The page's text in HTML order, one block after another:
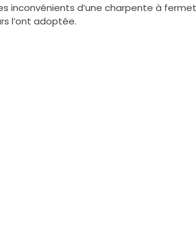
inconvénients d’une charpente à
l’ont adoptée.